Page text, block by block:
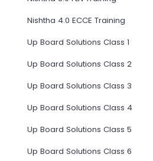
Nishtha 4.0 ECCE Training
Up Board Solutions Class 1
Up Board Solutions Class 2
Up Board Solutions Class 3
Up Board Solutions Class 4
Up Board Solutions Class 5
Up Board Solutions Class 6